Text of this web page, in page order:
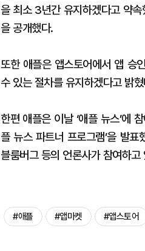
을 최소 3년간 유지하겠다고 약
을 공개했다.
또한 애플은 앱스토어에서 앱 승
수 있는 절차를 유지하겠다고 밝
한편 애플은 이날 ‘애플 뉴스’에
플 뉴스 파트너 프로그램’을 발
블룸버그 등의 언론사가 참여하
#애플 #앱마켓 #앱스토어